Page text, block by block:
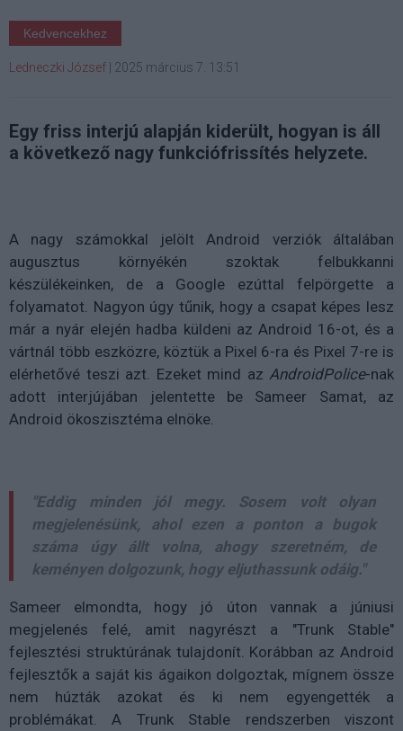
Kedvencekhez
Ledneczki József 2025 március 7. 13:51
Egy friss interjú alapján kiderült, hogyan is áll
a következő nagy funkciófrissítés helyzete.
A nagy számokkal jelölt Android verziók általában
augusztus környékén szoktak felbukkanni
készülékeinken, de a Google ezúttal felpörgette a
folyamatot. Nagyon úgy tűnik, hogy a csapat képes lesz
már a nyár elején hadba küldeni az Android 16-ot, és a
vártnál több eszközre, köztük a Pixel 6-ra és Pixel 7-re is
elérhetővé teszi azt. Ezeket mind az AndroidPolice-nak
adott interjújában jelentette be Sameer Samat, az
Android ökoszisztéma elnöke.
"Eddig minden jól megy. Sosem volt olyan
megjelenésünk, ahol ezen a ponton a bugok
száma úgy állt volna, ahogy szeretném, de
keményen dolgozunk, hogy eljuthassunk odáig."
Sameer elmondta, hogy jó úton vannak a júniusi
megjelenés felé, amit nagyrészt a "Trunk Stable"
fejlesztési struktúrának tulajdonít. Korábban az Android
fejlesztők a saját kis ágaikon dolgoztak, mígnem össze
nem húzták azokat és ki nem egyengették a
problémákat. A Trunk Stable rendszerben viszont